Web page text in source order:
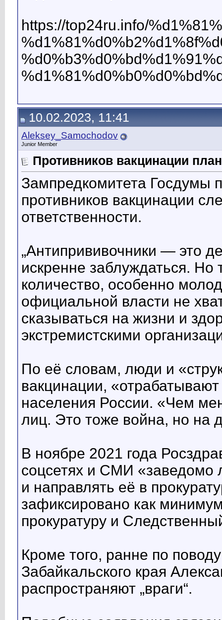
https://top24ru.info/
10.02.2023, 11:41
Aleksey_Samochodov
Junior Member
Противников вакцинации
Зампредкомитета Госдумы
противников вакцинации
ответственности.
„Антипрививочники — это
искренне заблуждаться.
количество, особенно
официальной власти не
сказываться на жизни и
экстремистскими
По её словам, люди и
вакцинации,
населения России. «Чем
лиц. Это тоже война, но на
В ноябре 2021 года
соцсетях и СМИ «заведомо
и направлять её в
зафиксировано как
прокуратуру и
Кроме того, ранне по
Забайкальского края
распространяют „враги“.